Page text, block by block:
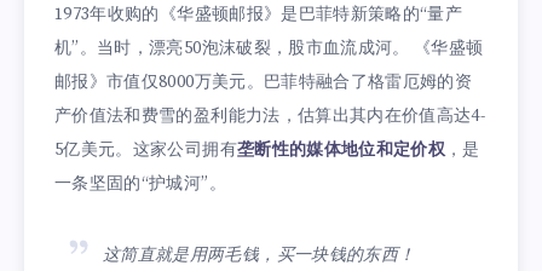
1973年收购的《华盛顿邮报》是巴菲特新策略的“量产
机”。当时，漂亮50泡沫破裂，股市血流成河。 《华盛顿
邮报》市值仅8000万美元。巴菲特融合了格雷厄姆的资
产价值法和费雪的盈利能力法，估算出其内在价值高达4-
5亿美元。这家公司拥有垄断性的媒体地位和定价权，是
一条坚固的“护城河”。
这简直就是用两毛钱，买一块钱的东西！